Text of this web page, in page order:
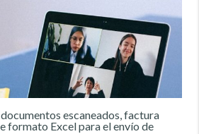
documentos escaneados, factura
formato Excel para el envío de